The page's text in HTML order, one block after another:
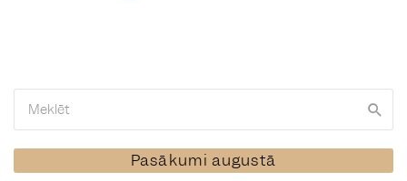
Pasākumi augustā